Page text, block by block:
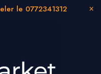
le 0772341312